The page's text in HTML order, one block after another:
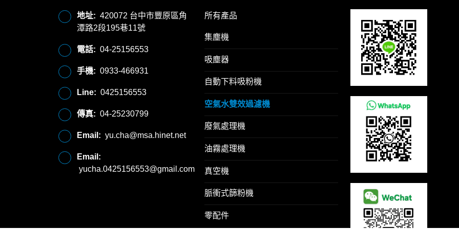
地址: 420072 台中市豐原區角
潭路2段195巷11號
電話: 04-25156553
手機: 0933-466931
Line: 0425156553
傳真: 04-25230799
Email: yu.cha@msa.hinet.net
Email:
yucha.0425156553@gmail.com
所有產品
集塵機
吸塵器
自動下料吸粉機
空氣水雙效過濾機
廢氣處理機
油霧處理機
真空機
脈衝式篩粉機
零配件